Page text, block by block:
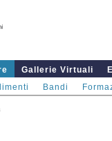
Gallerie Virtuali
Bandi